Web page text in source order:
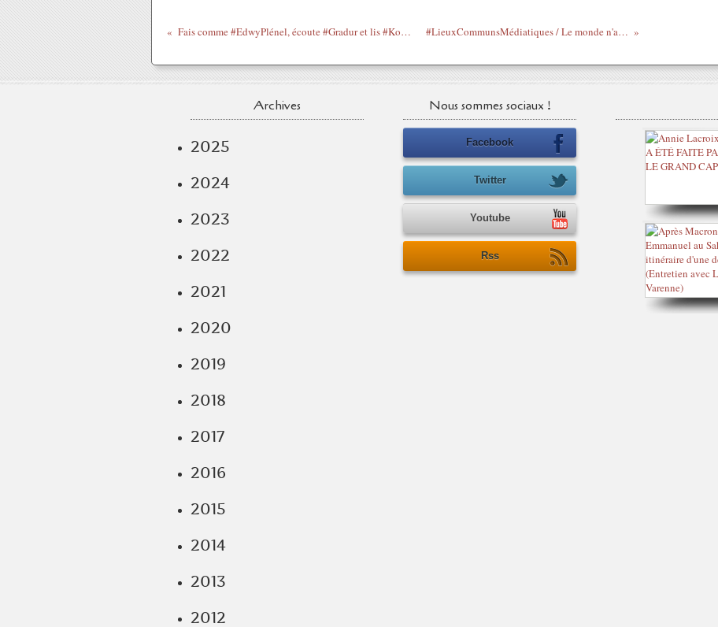
Fais comme #EdwyPlénel, écoute #Gradur et lis #Kouamouo sur #Ouattara à quelques jours du procès #Gbagbo #LieuxCommunsMédiatiques / Le monde n'aide pas l'Afrique, l'Afrique aide le monde (#vidéo)
Archives
2025
2024
2023
2022
2021
2020
2019
2018
2017
2016
2015
2014
2013
2012
Nous sommes sociaux !
Facebook
Twitter
Youtube
Rss